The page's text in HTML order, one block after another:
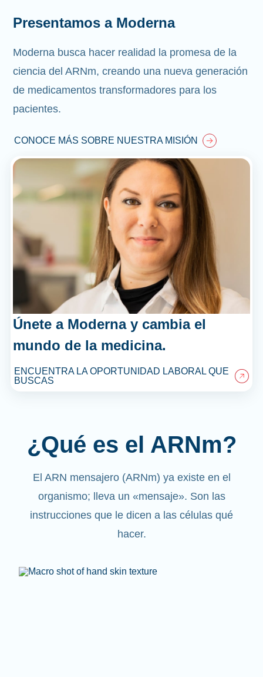
Presentamos a Moderna
Moderna busca hacer realidad la promesa de la
ciencia del ARNm, creando una nueva generación
de medicamentos transformadores para los
pacientes.
CONOCE MÁS SOBRE NUESTRA MISIÓN
Únete a Moderna y cambia el
mundo de la medicina.
ENCUENTRA LA OPORTUNIDAD LABORAL QUE
BUSCAS
¿Qué es el ARNm?
El ARN mensajero (ARNm) ya existe en el
organismo; lleva un «mensaje». Son las
instrucciones que le dicen a las células qué
hacer.